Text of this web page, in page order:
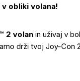
obliki volana!
2 volan in uživaj v
drži tvoj Joy-Con